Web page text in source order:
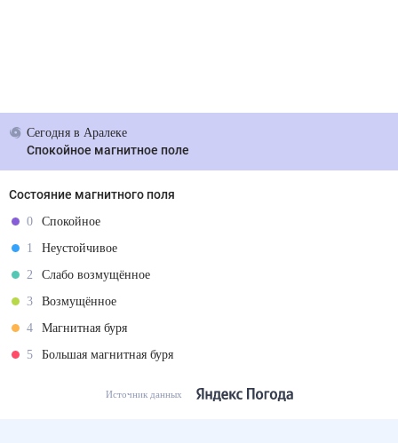
Сегодняв Аралеке
Спокойное магнитное поле
Состояние магнитного поля
0
Спокойное
1
Неустойчивое
2
Слабо возмущённое
3
Возмущённое
4
Магнитная буря
5
Большая магнитная буря
Источник данных